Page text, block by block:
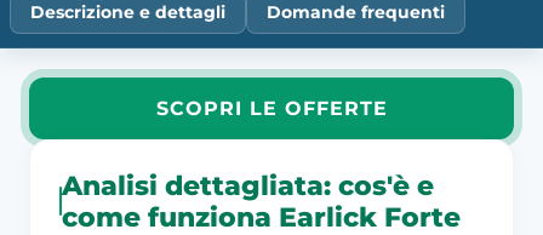
Descrizione e dettagli Domande frequenti
SCOPRI LE OFFERTE
Analisi dettagliata: cos'è e
come funziona Earlick Forte